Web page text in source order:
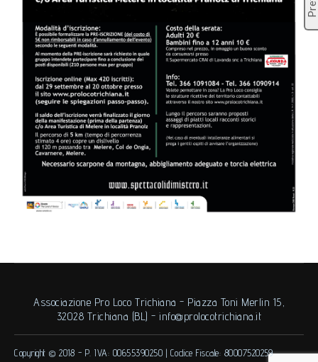
Associazione Pro Loco Trichiana - Piazza Toni Merlin 15,
32028 Trichiana (BL) -info@prolocotrichiana.it
Copyright © 2018 - P. IVA: 00655390250 | Codice Fiscale: 80007520259